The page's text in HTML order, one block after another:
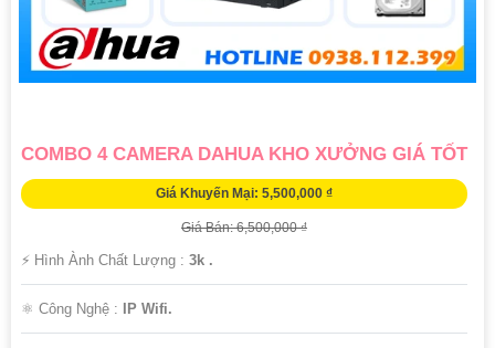
COMBO 4 CAMERA DAHUA KHO XƯỞNG GIÁ TỐT
Giá Khuyến Mại: 5,500,000 ₫
Giá Bán: 6,500,000 ₫
️⚡ Hình Ành Chất Lượng : 3k .
⚛️ Công Nghệ : IP Wifi.